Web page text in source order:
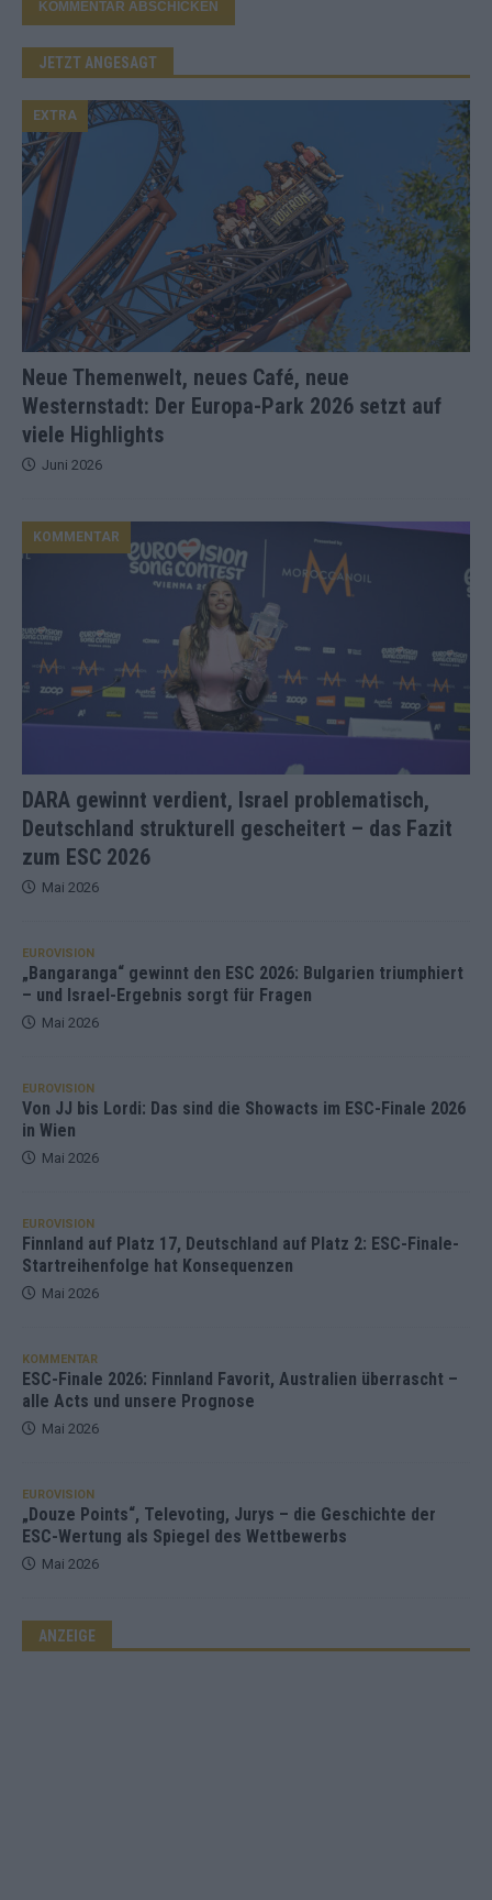
JETZT ANGESAGT
Neue Themenwelt, neues Café, neue
Westernstadt: Der Europa-Park 2026 setzt auf
viele Highlights
EXTRA
Juni 2026
DARA gewinnt verdient, Israel problematisch,
Deutschland strukturell gescheitert – das Fazit
zum ESC 2026
KOMMENTAR
Mai 2026
EUROVISION
„Bangaranga“ gewinnt den ESC 2026: Bulgarien triumphiert
– und Israel-Ergebnis sorgt für Fragen
Mai 2026
EUROVISION
Von JJ bis Lordi: Das sind die Showacts im ESC-Finale 2026
in Wien
Mai 2026
EUROVISION
Finnland auf Platz 17, Deutschland auf Platz 2: ESC-Finale-
Startreihenfolge hat Konsequenzen
Mai 2026
KOMMENTAR
ESC-Finale 2026: Finnland Favorit, Australien überrascht –
alle Acts und unsere Prognose
Mai 2026
EUROVISION
„Douze Points“, Televoting, Jurys – die Geschichte der
ESC-Wertung als Spiegel des Wettbewerbs
Mai 2026
ANZEIGE